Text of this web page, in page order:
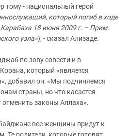
тому - национальный герой
который погиб в ходе
Карабаха 18 июня 2009 г. – Прим.
узла»), - сказал Ализаде.
по зову совести и в
который «является
добавил он: «Мы подчиняемся
страны, но что касается
законы Аллаха».
все женщины придут к
Те родители, которые готовят